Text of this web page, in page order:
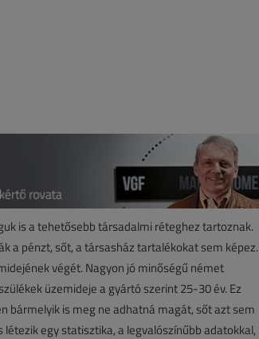
is a tehetősebb társadalmi réteghez tartoznak.
a pénzt, sőt, a társasház tartalékokat sem képez.
végét. Nagyon jó minőségű német
üzemideje a gyártó szerint 25-30 év. Ez
bármelyik is meg ne adhatná magát, sőt azt sem
egy statisztika, a legvalószínűbb adatokkal,